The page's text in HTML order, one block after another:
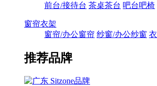
前台/接待台 茶桌茶台 吧台吧椅
窗帘衣架
窗帘/办公窗帘 纱窗/办公纱窗
推荐品牌